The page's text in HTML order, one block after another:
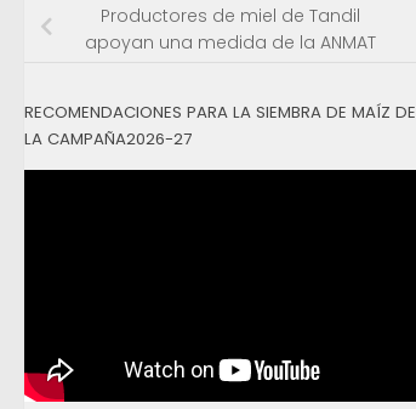
Productores de miel de Tandil
apoyan una medida de la ANMAT
RECOMENDACIONES PARA LA SIEMBRA DE MAÍZ DE
LA CAMPAÑA2026-27